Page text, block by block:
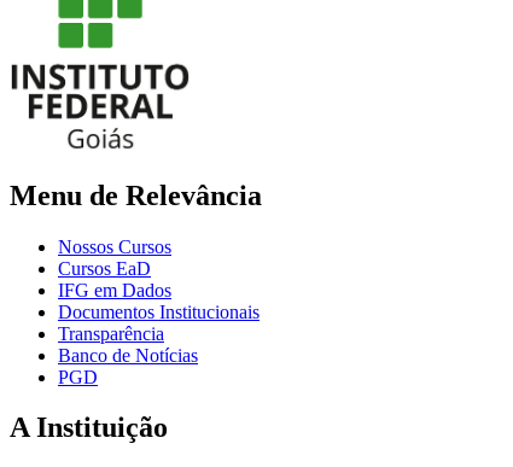
Menu de Relevância
Nossos Cursos
Cursos EaD
IFG em Dados
Documentos Institucionais
Transparência
Banco de Notícias
PGD
A Instituição